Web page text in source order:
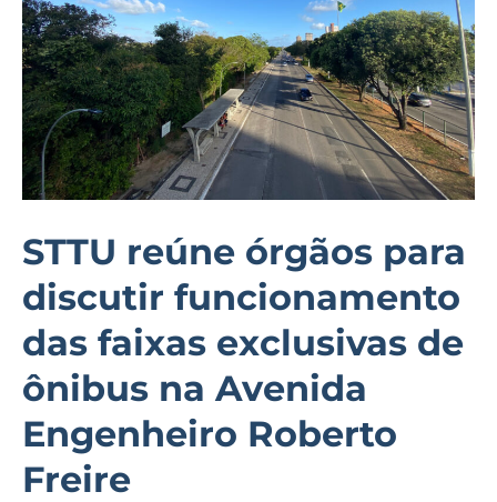
STTU reúne órgãos para
discutir funcionamento
das faixas exclusivas de
ônibus na Avenida
Engenheiro Roberto
Freire
funcionamento
das
faixas
exclusivas
de
ônibus
Avenida
Engenheiro
Roberto
Freire